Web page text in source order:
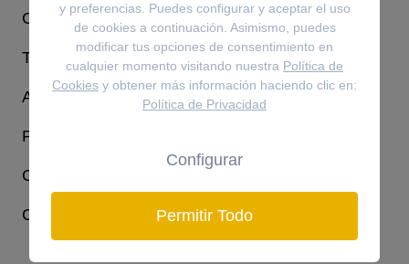
CONDICIONES LEGALES
Términos y condiciones
Aviso legal y política de privacidad
Política de cookies
Consejos de cuidado
Consejos de cuidado Swarovski
y preferencias. Puedes configurar y aceptar el uso
de cookies a continuación. Asimismo, puedes
modificar tus opciones de consentimiento en
cualquier momento visitando nuestra Política de
Cookies y obtener más información haciendo clic en:
Política de Privacidad
Configurar
Permitir Todo